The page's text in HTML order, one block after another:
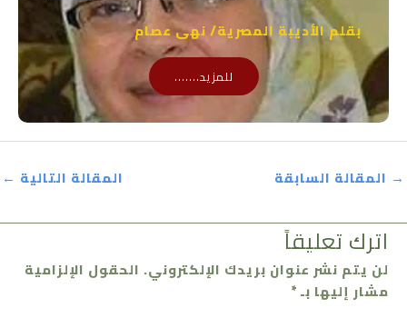
بقلم الأديبة المصرية/ نهى عصام
للمزيد.......
→ المقالة السابقة المقالة التالية ←
اترك تعليقاً
لن يتم نشر عنوان بريدك الإلكتروني. الحقول الإلزامية
مشار إليها بـ*